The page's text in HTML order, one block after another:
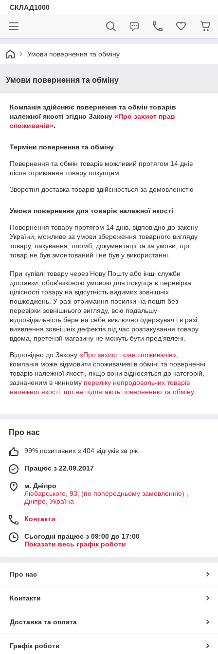
СКЛАД1000
Умови повернення та обміну
Умови повернення та обміну
Компанія здійснює повернення та обмін товарів
належної якості згідно Закону «Про захист прав
споживачів».
Терміни повернення та обміну
Повернення та обмін товарів можливий протягом 14 днів
після отримання товару покупцем.
Зворотня доставка товарів здійснюється за домовленістю
Умови повернення для товарів належної якості
Повернення товару протягом 14 днів, відповідно до закону
України, можливе за умови збереження товарного вигляду
товару, пакування, пломб, документації та за умови, що
товар не був змонтований і не був у використанні.
При купівлі товару через Нову Пошту або інші служби
доставки, обов'язковою умовою для покупця є перевірка
цілісності товару на відсутність видимих зовнішніх
пошкоджень. У разі отримання посилки на пошті без
перевірки зовнішнього вигляду, всю подальшу
відповідальність бере на себе виключно одержувач і в разі
виявлення зовнішніх дефектів під час розпакування товару
вдома, претензії магазину не можуть бути пред'явлені.
Відповідно до Закону «Про захист прав споживачів»
компанія може відмовити споживачеві в обміні та поверненні
товарів належної якості, якщо вони відносяться до категорій,
зазначеним в чинному переліку непродовольчих товарів
належної якості, що не підлягають поверненню та обміну.
Про нас
99% позитивних з 404 відгуків за рік
Працює з 22.09.2017
м. Дніпро
Любарського, 93, (по попередньому замовленню) ,
Дніпро, Україна
Контакти
Сьогодні працює з 09:00 до 17:00
Показати весь графік роботи
Про нас
Контакти
Доставка та оплата
Графік роботи